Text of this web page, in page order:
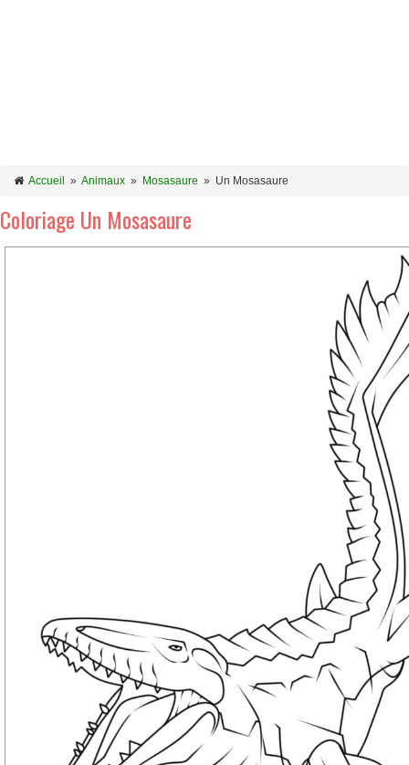
Accueil » Animaux » Mosasaure » Un Mosasaure
Coloriage Un Mosasaure